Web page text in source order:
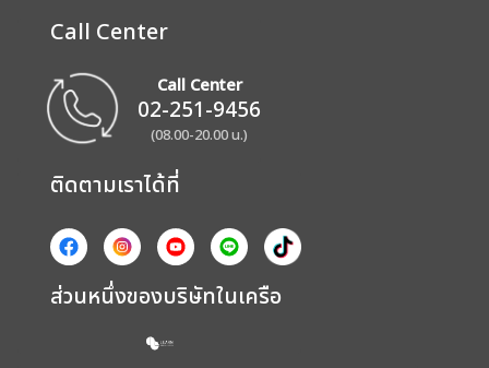
Call Center
Call Center
02-251-9456
(08.00-20.00 น.)
ติดตามเราได้ที่
ส่วนหนึ่งของบริษัทในเครือ